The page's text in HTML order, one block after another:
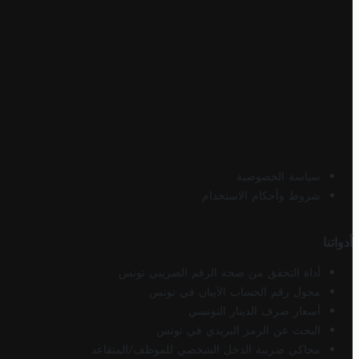
سياسة الخصوصية
شروط وأحكام الاستخدام
أدواتنا
أداة التحقق من صحة الرقم الضريبي تونس
محول رقم الحساب الآيبان في تونس
أسعار صرف الدينار التونسي
البحث عن الرمز البريدي في تونس
محاكي ضريبة الدخل الشخصي للموظف/المتقاعد